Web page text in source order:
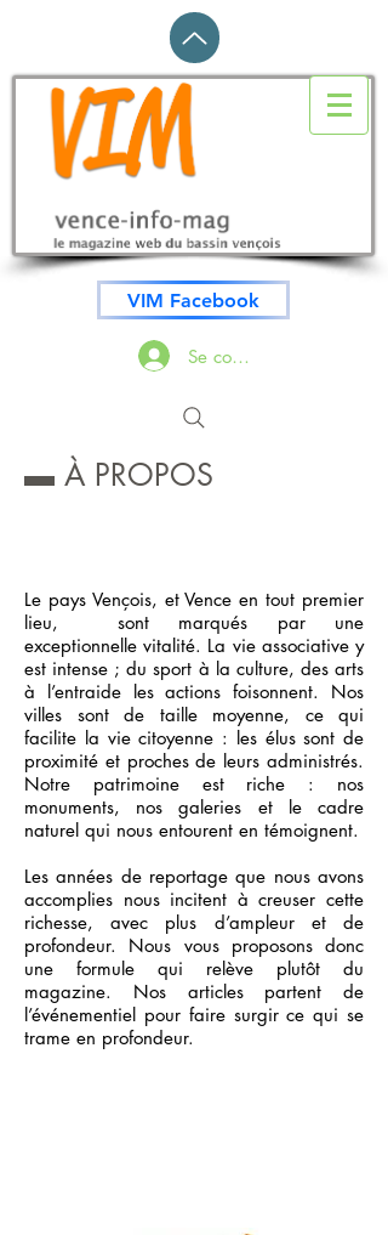
VIM Facebook
Se connecter
▬ À PROPOS
Le pays Vençois, et Vence en tout premier
lieu, sont marqués par une
exceptionnelle vitalité. La vie associative y
est intense ; du sport à la culture, des arts
à l’entraide les actions foisonnent. Nos
villes sont de taille moyenne, ce qui
facilite la vie citoyenne : les élus sont de
proximité et proches de leurs administrés.
Notre patrimoine est riche : nos
monuments, nos galeries et le cadre
naturel qui nous entourent en témoignent.
Les années de reportage que nous avons
accomplies nous incitent à creuser cette
richesse, avec plus d’ampleur et de
profondeur. Nous vous proposons donc
une formule qui relève plutôt du
magazine. Nos articles partent de
l’événementiel pour faire surgir ce qui se
trame en profondeur.